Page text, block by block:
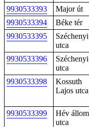
9930533393 Major út
9930533394
Béke tér
9930533395
Széchenyi
utca
9930533396
Széchenyi
utca
9930533398
Kossuth
Lajos utca
9930533399
Hév
utca